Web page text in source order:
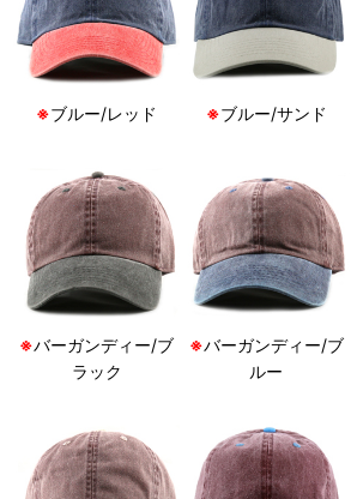
※ブルー/レッド ※ブルー/サンド
※バーガンディー/ブ
ラック
※バーガンディー/ブ
ルー